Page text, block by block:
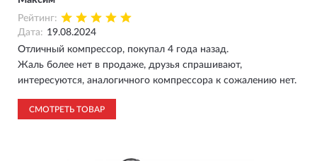
Рейтинг:
Дата: 19.08.2024
Отличный компрессор, покупал 4 года назад.
Жаль более нет в продаже, друзья спрашивают,
интересуются, аналогичного компрессора к сожалению нет.
СМОТРЕТЬ ТОВАР